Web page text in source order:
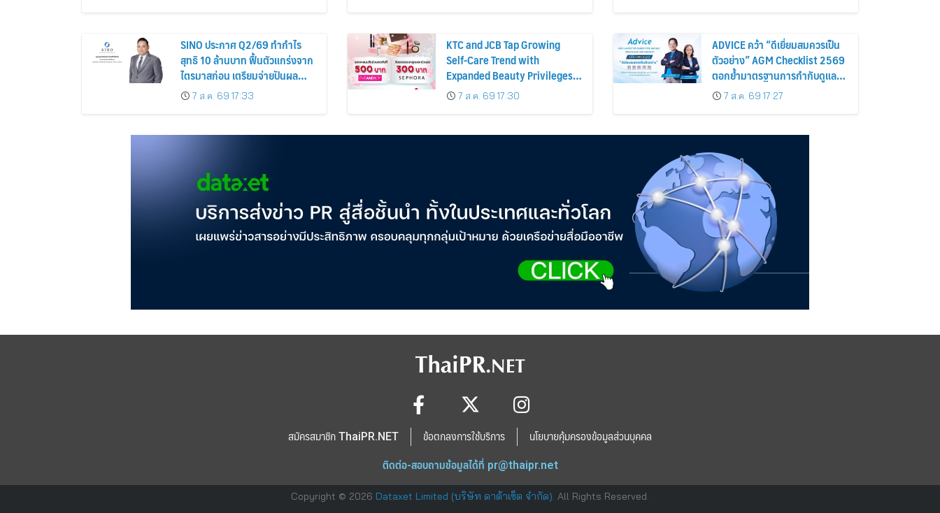
บาล โปร่งใส สร้างความเชื่อมั่นผู้
SINO ประกาศ Q2/69 ทำกำไร
สุทธิ 10 ล้านบาท ฟื้นตัวแกร่งจาก
ไตรมาสก่อน เตรียมจ่ายปันผล
ระหว่างกาล 0.014423 บาทต่อหุ้น
ครึ่งปีหลังมุ่งเติบโตต่อเนื่อง
7 ส.ค. 69 17:33
KTC and JCB Tap Growing
Self-Care Trend with
Expanded Beauty Privileges
Number of KTC JCB
Cardmembers Spending on
7 ส.ค. 69 17:30
ADVICE คว้า “ดีเยี่ยมสมควรเป็น
ตัวอย่าง” AGM Checklist 2569
ตอกย้ำมาตรฐานการกำกับดูแล
กิจการที่ดี
7 ส.ค. 69 17:27
สมัครสมาชิก ThaiPR.NET ข้อตกลงการใช้บริการ นโยบายคุ้มครองข้อมูลส่วนบุคคล
ติดต่อ-สอบถามข้อมูลได้ที่ pr@thaipr.net
Copyright © 2026 Dataxet Limited (บริษัท ดาต้าเซ็ต จำกัด). All Rights Reserved.